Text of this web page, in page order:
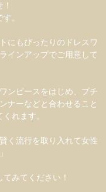
。
にもぴったりのドレスワ
インアップでご用意して
ンピースをはじめ、プチ
ナーなどと合わせること
れます。
く流行を取り入れて女性
みてください！